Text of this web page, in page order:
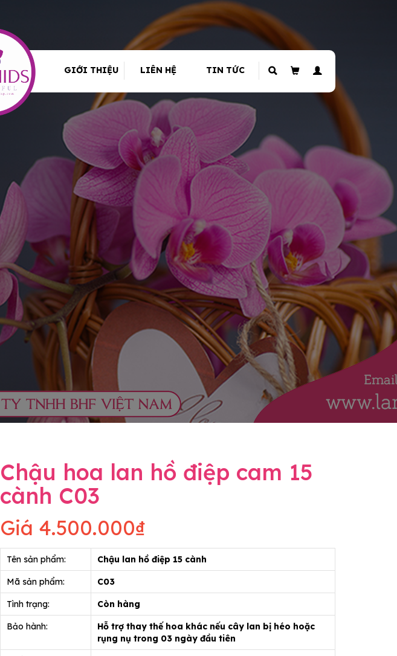
GIỚI THIỆU LIÊN HỆ TIN TỨC
Chậu hoa lan hồ điệp cam 15
cành C03
Giá 4.500.000₫
Tên sản phẩm: Chậu lan hồ điệp 15 cành
Mã sản phẩm: C03
Tình trạng: Còn hàng
Bảo hành:
Hỗ trợ thay thế hoa khác nếu cây lan bị héo hoặc
rụng nụ trong 03 ngày đầu tiên